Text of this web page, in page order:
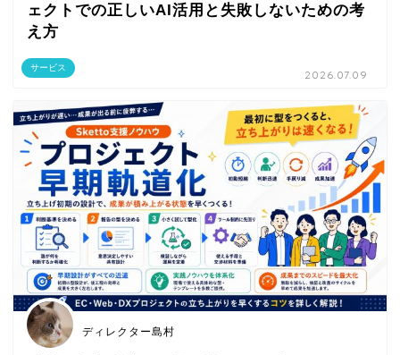
サービス
ェクトでの正しいAI活用と失敗しないための考
え方
2026.07.09
ディレクター島村